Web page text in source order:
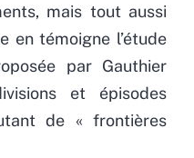
mais tout aussi
en témoigne l’étude
par Gauthier
et épisodes
de « frontières